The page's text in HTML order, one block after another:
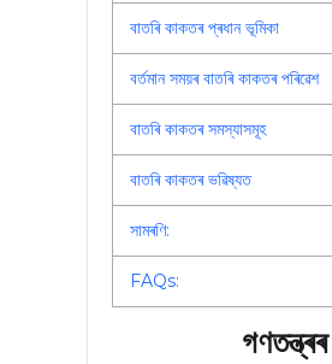
বাতৰি কাকতৰ প্ৰধান ভূমিকা
বর্তমান সময়ৰ বাতৰি কাকতৰ পৰিৱেশ
বাতৰি কাকতৰ সমস্যাসমূহ
বাতৰি কাকতৰ ভৱিষ্যত
সামৰণি:
FAQs: